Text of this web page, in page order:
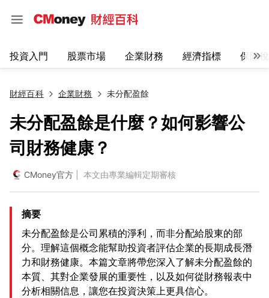
投資入門 股票市場 企業財務 經濟指標 保險
財經百科 企業財務 未分配盈餘
未分配盈餘是什麼？如何影響公
司財務健康？
CMoney官方 | 本文由專業編輯定期審核
摘要
未分配盈餘是公司累積的淨利，而非分配給股東的部
分。理解這個概念能幫助投資者評估企業的長期成長潛
力和財務健康。本篇文章將帶您深入了解未分配盈餘的
本質、其對企業發展的重要性，以及如何從財務報表中
分析相關信息，讓您在投資決策上更具信心。